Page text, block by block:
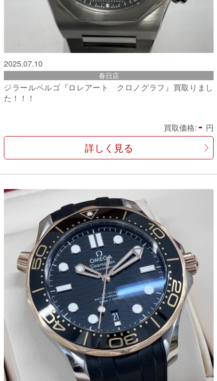
2025.07.10
春日店
ジラールペルゴ『ロレアート クロノグラフ』買取りまし
た！！！
買取価格: - 円
詳しく見る